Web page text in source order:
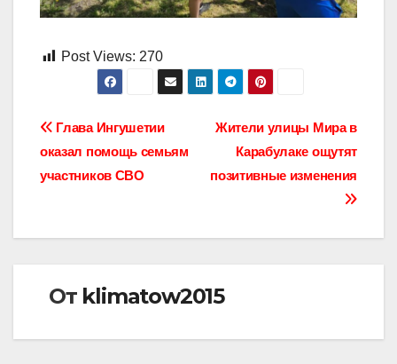
Post Views: 270
Навигация
по
Жители улицы Мира в
Карабулаке ощутят
позитивные изменения
Глава Ингушетии
оказал помощь семьям
участников СВО
От klimatow2015